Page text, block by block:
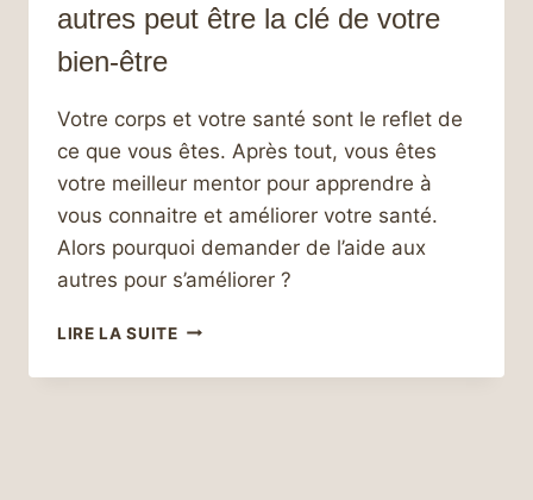
autres peut être la clé de votre
bien-être
Votre corps et votre santé sont le reflet de
ce que vous êtes. Après tout, vous êtes
votre meilleur mentor pour apprendre à
vous connaitre et améliorer votre santé.
Alors pourquoi demander de l’aide aux
autres pour s’améliorer ?
LIRE LA SUITESOYEZ
SOMMET